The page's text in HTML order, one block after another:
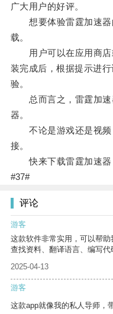
广大用户的好评。
想要体验雷霆加速器
载。
用户可以在应用商店
装完成后，根据提示进
验。
总而言之，雷霆加速
器。
不论是游戏还是视频
接。
快来下载雷霆加速器
#37#
评论
游客
这款软件非常实用，可以帮
查找资料、翻译语言、编写代
2025-04-13
游客
这款app就像我的私人导师，